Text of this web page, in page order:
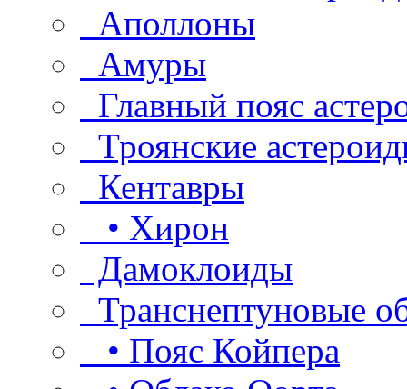
Аполлоны
Амуры
Главный пояс
Троянские
Кентавры
• Хирон
Дамоклоиды
Транснептуновые
• Пояс Койпера